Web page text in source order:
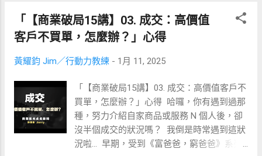
長時間的相處，我們就會很容易信任他們。 ​
但若你是個老闆或業務，如何在短時間的接
最終成交呢？ ​ 就來看看【商業破局15講】的
一些啟發。
「【商業破局15講】03. 成交：高價值
客戶不買單，怎麼辦？」心得
黃耀鈞 Jim／行動力教練 - 1月 11, 2025
「【商業破局15講】03. 成交：高價值客戶不
買單，怎麼辦？」心得 ​ 哈囉，你有遇到過那
種，努力介紹自家商品或服務 N 個人後，卻
沒半個成交的狀況嗎？ ​ 我倒是時常遇到這狀
況啦… ​ 早期，受到《富爸爸，窮爸爸》系列